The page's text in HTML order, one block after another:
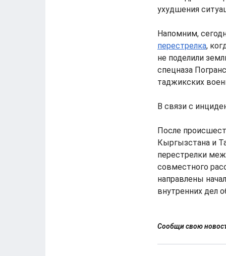
ухудшения
Напомним,
перестрелка,
не поделили
спецназа
таджикских
В связи с
После
Кыргызстана и
перестрелки
совместного
направлены
внутренних дел
Сообщи свою